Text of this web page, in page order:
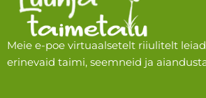
Meie e-poe virtuaalsetelt riiulitelt
erinevaid taimi, seemneid ja